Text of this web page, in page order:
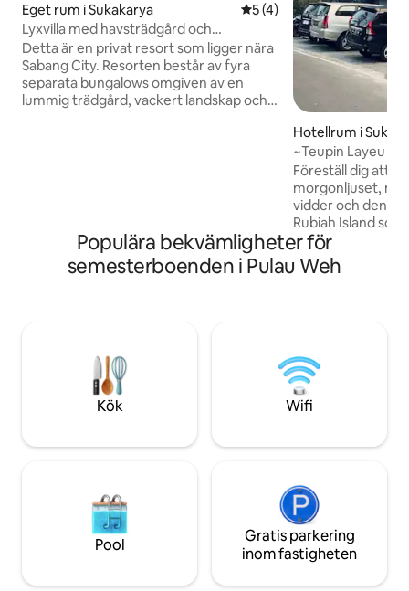
Eget rum i Sukakarya 5 av 5 i genomsnittligt
5 (4)
Lyxvilla med havsträdgård och
havsutsikt
Detta är en privat resort som ligger nära
Sabang City. Resorten består av fyra
separata bungalows omgiven av en
lummig trädgård, vackert landskap och
strandpromenad. Extra sängar kan
läggas till bungalowen mot en extra
Hotellrum i
~Teupin Layeu
23518
Föreställ dig att
morgonljuset,
vidder och den
Rubiah Island
från ditt fönster.
Hotel erbjuder
bara är en
Hotel är där
minnen börjar
Populära bekvämligheter för
semesterboenden i Pulau Weh
Kök Wifi
Pool
Gratis parkering
inom fastigheten